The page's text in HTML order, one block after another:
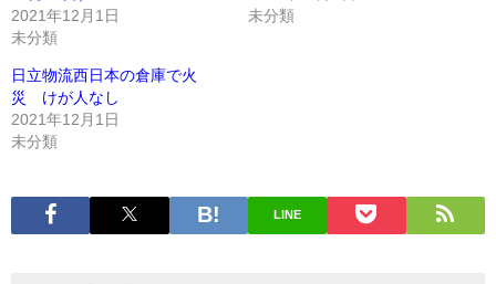
2021年12月1日
未分類
未分類
日立物流西日本の倉庫で火
災 けが人なし
2021年12月1日
未分類
LINE